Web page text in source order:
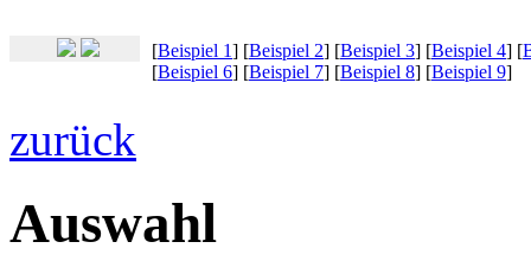
[Beispiel 1] [Beispiel 2] [Beispiel 3] [Beispiel 4] [
[Beispiel 6] [Beispiel 7] [Beispiel 8] [Beispiel 9]
zurück
Auswahl